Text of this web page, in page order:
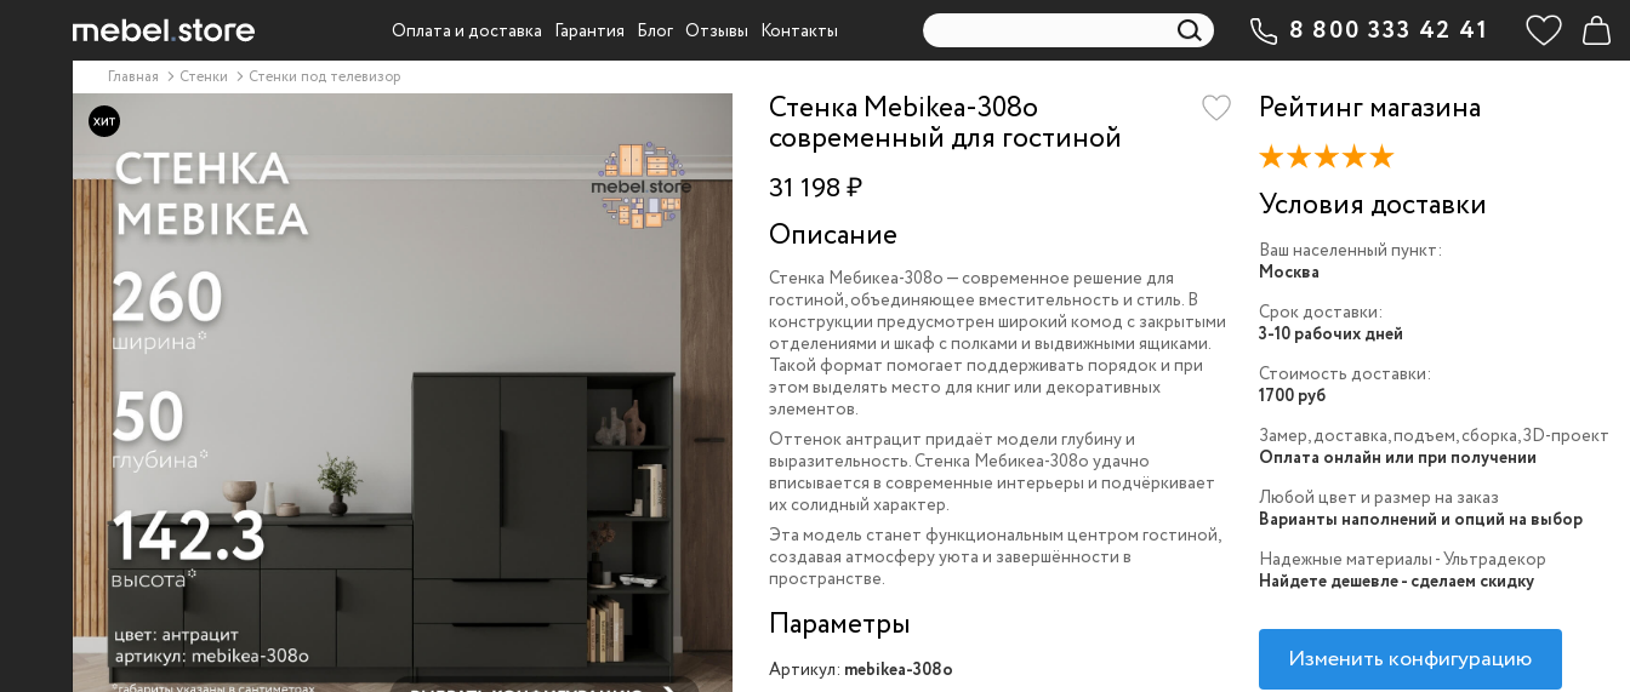
Оплата и доставка Гарантия Блог Отзывы Контакты 8 800 333 42 41
Главная Стенки Стенки под телевизор
Стенка Mebikea-308o
современный для гостиной
31 198 ₽
Описание
Стенка Мебикеа-308o — современное решение для
гостиной, объединяющее вместительность и стиль. В
конструкции предусмотрен широкий комод с закрытыми
отделениями и шкаф с полками и выдвижными ящиками.
Такой формат помогает поддерживать порядок и при
этом выделять место для книг или декоративных
элементов.
Оттенок антрацит придаёт модели глубину и
выразительность. Стенка Мебикеа-308o удачно
вписывается в современные интерьеры и подчёркивает
их солидный характер.
Эта модель станет функциональным центром гостиной,
создавая атмосферу уюта и завершённости в
пространстве.
Параметры
Артикул: mebikea-308o
Рейтинг магазина
Условия доставки
Ваш населенный пункт:
Москва
Срок доставки:
3-10 рабочих дней
Стоимость доставки:
1700 руб
Замер, доставка, подъем, сборка, 3D-проект
Оплата онлайн или при получении
Любой цвет и размер на заказ
Варианты наполнений и опций на выбор
Надежные материалы - Ультрадекор
Найдете дешевле - сделаем скидку
Изменить конфигурацию